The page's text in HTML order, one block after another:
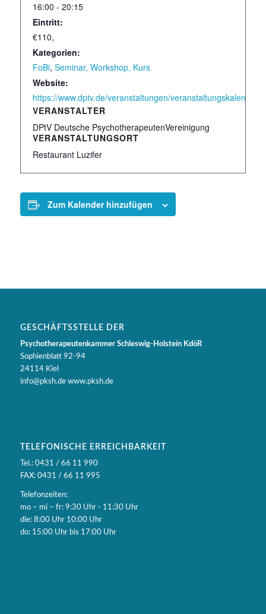
16:00 - 20:15
Eintritt:
€110,
Kategorien:
FoBi, Seminar, Workshop, Kurs
Website:
https://www.dptv.de/veranstaltungen/
VERANSTALTUNGSORT
Restaurant Luzifer
VERANSTALTER
DPtV Deutsche PsychotherapeutenVereinigung
Zum Kalender hinzufügen
GESCHÄFTSSTELLE DER
Psychotherapeutenkammer Schleswig-Holstein KdöR
Sophienblatt 92-94
24114 Kiel
info@pksh.de www.pksh.de
TELEFONISCHE ERREICHBARKEIT
Tel.: 0431 / 66 11 990
FAX: 0431 / 66 11 995
Telefonzeiten:
mo – mi – fr: 9:30 Uhr - 11:30 Uhr
die: 8:00 Uhr 10:00 Uhr
do: 15:00 Uhr bis 17:00 Uhr